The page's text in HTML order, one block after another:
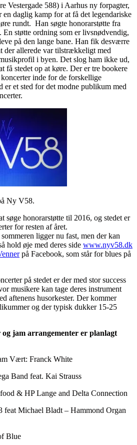
Vestergade 588) i Aarhus ny forpagter,
daglig kamp for at få det legendariske
rundt. Han søgte honorarstøtte fra
støtte ordning som er livsnødvendig,
på den lange bane. Han fik desværre
der allerede var tilstrækkeligt med
i byen. Det slog ham ikke ud,
få stedet op at køre. Der er tre bookere
inde for de forskellige
er et sted for det modne publikum med
Ny V58.
søge honorarstøtte til 2016, og stedet er
for resten af året.
ligger nu fast, men der kan
hold øje med deres side www.nyv58.dk
på Facebook, som står for blues på
på stedet er der med stor success
musikere kan tage deres instrument
aftenens husorkester. Der kommer
og der typisk dukker 15-25
og jam arrangementer er planlagt
Vært: Franck White
Band feat. Kai Strauss
& HP Lange and Delta Connection
feat Michael Bladt – Hammond Organ
Blue